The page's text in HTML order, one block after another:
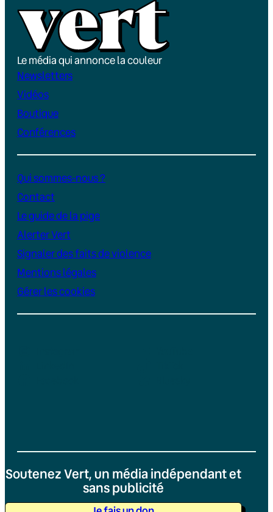
Le média qui annonce la couleur
Newsletters
Vidéos
Boutique
Conférences
Qui sommes-nous ?
Contact
Le guide de la pige
Alerter Vert
Signaler des faits de violence
Mentions légales
Gérer les cookies
Soutenez Vert, un média indépendant et
sans publicité